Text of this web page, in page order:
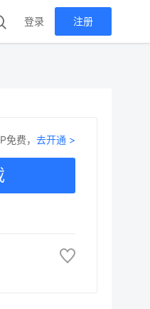
登录 注册
免费，去开通 >